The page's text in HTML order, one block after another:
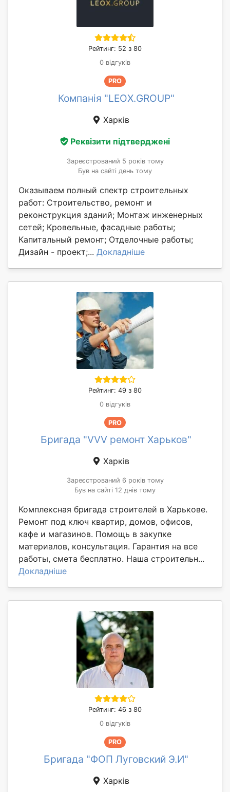
Рейтинг: 52 з 80
0 відгуків
PRO
Компанія "LEOX.GROUP"
Харків
Реквізити підтверджені
Зареєстрований 5 років тому
Був на сайті день тому
Оказываем полный спектр строительных
работ: Строительство, ремонт и
реконструкция зданий; Монтаж инженерных
сетей; Кровельные, фасадные работы;
Капитальный ремонт; Отделочные работы;
Дизайн - проект;... Докладніше
Рейтинг: 49 з 80
0 відгуків
PRO
Бригада "VVV ремонт Харьков"
Харків
Зареєстрований 6 років тому
Був на сайті 12 днів тому
Комплексная бригада строителей в Харькове.
Ремонт под ключ квартир, домов, офисов,
кафе и магазинов. Помощь в закупке
материалов, консультация. Гарантия на все
работы, смета бесплатно. Наша строительн...
Докладніше
Рейтинг: 46 з 80
0 відгуків
PRO
Бригада "ФОП Луговский Э.И"
Харків